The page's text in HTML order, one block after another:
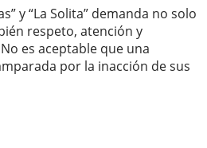
y “La Solita” demanda no solo
respeto, atención y
es aceptable que una
por la inacción de sus